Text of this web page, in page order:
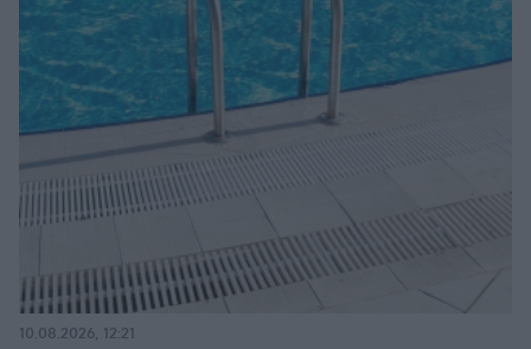
10.08.2026, 12:21